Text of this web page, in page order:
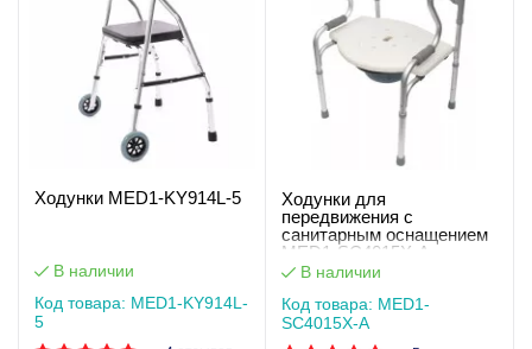
Ходунки MED1-KY914L-5
В наличии
Код товара: MED1-KY914L-
5
Ходунки для
передвижения с
санитарным оснащением
MED1-SC4015X-A
В наличии
Код товара: MED1-
SC4015X-A